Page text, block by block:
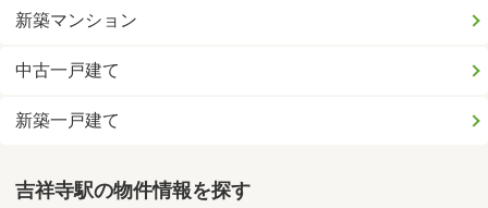
新築マンション
中古一戸建て
新築一戸建て
吉祥寺駅の物件情報を探す